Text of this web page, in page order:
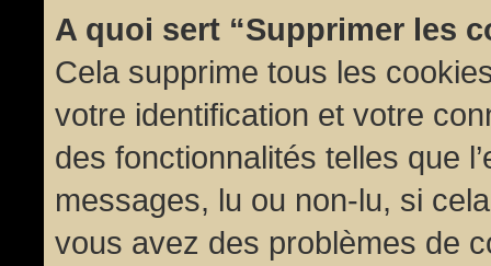
A quoi sert “Supprimer les
Cela supprime tous les
votre identification et votre
des fonctionnalités telles que
messages, lu ou non-lu, si
vous avez des problèmes de